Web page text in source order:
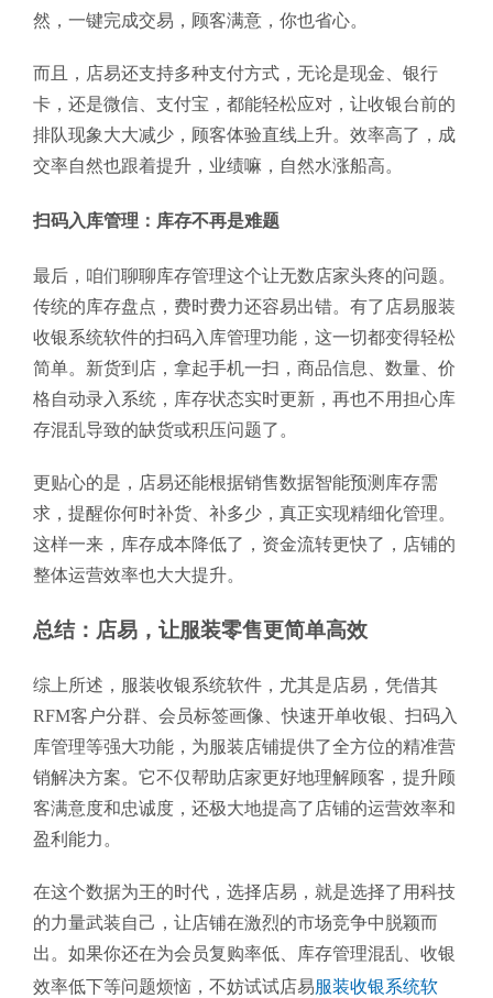
然，一键完成交易，顾客满意，你也省心。
而且，店易还支持多种支付方式，无论是现金、银行
卡，还是微信、支付宝，都能轻松应对，让收银台前的
排队现象大大减少，顾客体验直线上升。效率高了，成
交率自然也跟着提升，业绩嘛，自然水涨船高。
扫码入库管理：库存不再是难题
最后，咱们聊聊库存管理这个让无数店家头疼的问题。
传统的库存盘点，费时费力还容易出错。有了店易服装
收银系统软件的扫码入库管理功能，这一切都变得轻松
简单。新货到店，拿起手机一扫，商品信息、数量、价
格自动录入系统，库存状态实时更新，再也不用担心库
存混乱导致的缺货或积压问题了。
更贴心的是，店易还能根据销售数据智能预测库存需
求，提醒你何时补货、补多少，真正实现精细化管理。
这样一来，库存成本降低了，资金流转更快了，店铺的
整体运营效率也大大提升。
总结：店易，让服装零售更简单高效
综上所述，服装收银系统软件，尤其是店易，凭借其
RFM客户分群、会员标签画像、快速开单收银、扫码入
库管理等强大功能，为服装店铺提供了全方位的精准营
销解决方案。它不仅帮助店家更好地理解顾客，提升顾
客满意度和忠诚度，还极大地提高了店铺的运营效率和
盈利能力。
在这个数据为王的时代，选择店易，就是选择了用科技
的力量武装自己，让店铺在激烈的市场竞争中脱颖而
出。如果你还在为会员复购率低、库存管理混乱、收银
效率低下等问题烦恼，不妨试试店易服装收银系统软